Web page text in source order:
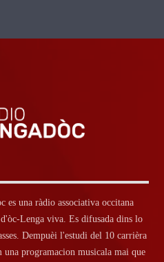
es una ràdio associativa occitana
Lenga viva. Es difusada dins lo
Dempuèi l'estudi del 10 carrièra
una programacion musicala mai que